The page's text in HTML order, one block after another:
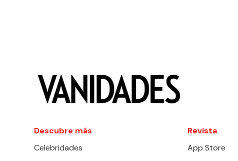
Descubre más
Celebridades
Revista
App Store